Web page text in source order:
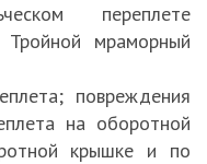
переплете
Тройной мраморный
повреждения
на оборотной
крышке и по